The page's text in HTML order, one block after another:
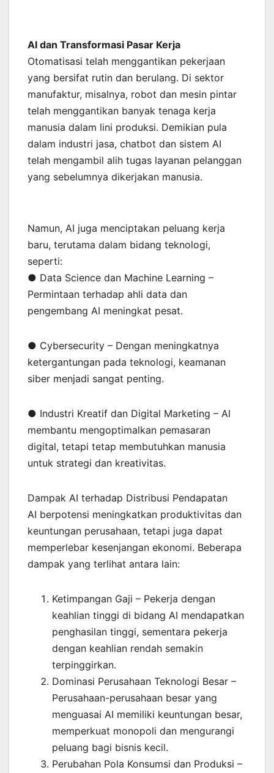
AI dan Transformasi Pasar Kerja
Otomatisasi telah menggantikan pekerjaan
yang bersifat rutin dan berulang. Di sektor
manufaktur, misalnya, robot dan mesin pintar
telah menggantikan banyak tenaga kerja
manusia dalam lini produksi. Demikian pula
dalam industri jasa, chatbot dan sistem AI
telah mengambil alih tugas layanan pelanggan
yang sebelumnya dikerjakan manusia.
Namun, AI juga menciptakan peluang kerja
baru, terutama dalam bidang teknologi,
seperti:
● Data Science dan Machine Learning –
Permintaan terhadap ahli data dan
pengembang AI meningkat pesat.
● Cybersecurity – Dengan meningkatnya
ketergantungan pada teknologi, keamanan
siber menjadi sangat penting.
● Industri Kreatif dan Digital Marketing – AI
membantu mengoptimalkan pemasaran
digital, tetapi tetap membutuhkan manusia
untuk strategi dan kreativitas.
Dampak AI terhadap Distribusi Pendapatan
AI berpotensi meningkatkan produktivitas dan
keuntungan perusahaan, tetapi juga dapat
memperlebar kesenjangan ekonomi. Beberapa
dampak yang terlihat antara lain:
Ketimpangan Gaji – Pekerja dengan
keahlian tinggi di bidang AI mendapatkan
penghasilan tinggi, sementara pekerja
dengan keahlian rendah semakin
terpinggirkan.
Dominasi Perusahaan Teknologi Besar –
Perusahaan-perusahaan besar yang
menguasai AI memiliki keuntungan besar,
memperkuat monopoli dan mengurangi
peluang bagi bisnis kecil.
Perubahan Pola Konsumsi dan Produksi –